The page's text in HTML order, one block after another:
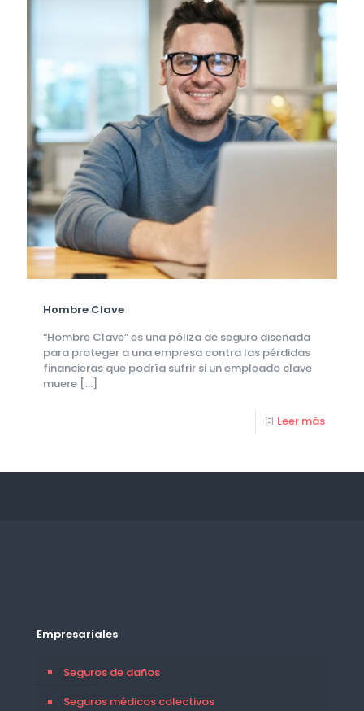
Hombre Clave
“Hombre Clave” es una póliza de seguro diseñada
para proteger a una empresa contra las pérdidas
financieras que podría sufrir si un empleado clave
muere […]
Leer más
Empresariales
Seguros de daños
Seguros médicos colectivos